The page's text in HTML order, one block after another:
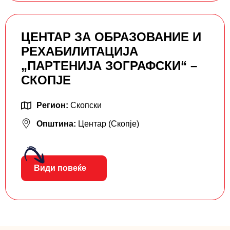
ЦЕНТАР ЗА ОБРАЗОВАНИЕ И
РЕХАБИЛИТАЦИЈА
„ПАРТЕНИЈА ЗОГРАФСКИ“ –
СКОПЈЕ
Регион: Скопски
Општина: Центар (Скопје)
Види повеќе